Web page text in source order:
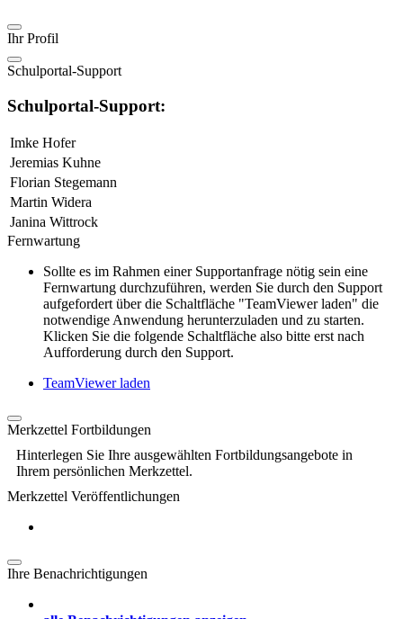
Ihr Profil
Schulportal-Support
Schulportal-Support:
Imke Hofer
Jeremias Kuhne
Florian Stegemann
Martin Widera
Janina Wittrock
Fernwartung
Sollte es im Rahmen einer Supportanfrage nötig sein eine
Fernwartung durchzuführen, werden Sie durch den Support
aufgefordert über die Schaltfläche "TeamViewer laden" die
notwendige Anwendung herunterzuladen und zu starten.
Klicken Sie die folgende Schaltfläche also bitte erst nach
Aufforderung durch den Support.
TeamViewer laden
Merkzettel Fortbildungen
Hinterlegen Sie Ihre ausgewählten Fortbildungsangebote in
Ihrem persönlichen Merkzettel.
Merkzettel Veröffentlichungen
Ihre Benachrichtigungen